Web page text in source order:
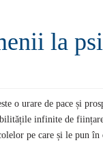
la
o urare de pace și
infinite de
pe care și le pun